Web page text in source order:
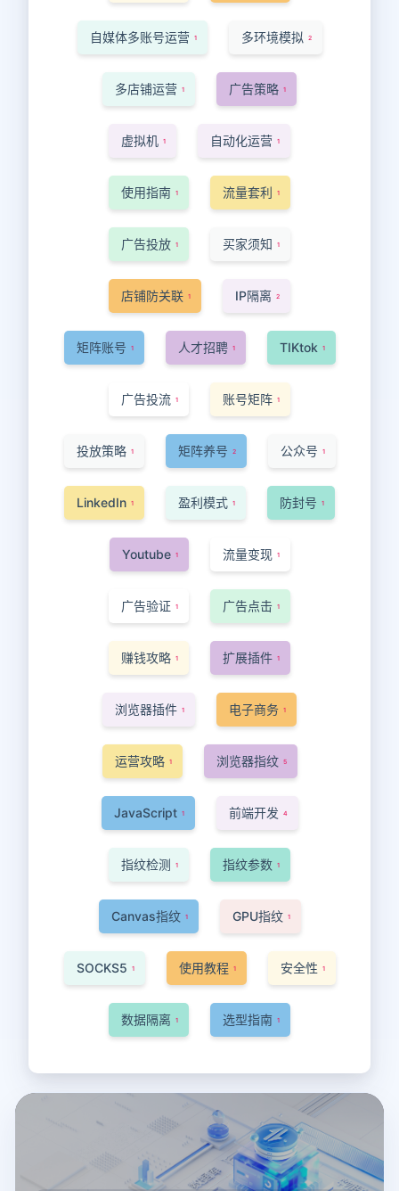
自媒体多账号运营 1 多环境模拟 2
多店铺运营 1 广告策略 1
虚拟机 1 自动化运营 1
使用指南 1 流量套利 1
广告投放 1 买家须知 1
店铺防关联 1 IP隔离 2
矩阵账号 1 人才招聘 1 TIKtok 1
广告投流 1 账号矩阵 1
投放策略 1 矩阵养号 2 公众号 1
LinkedIn 1 盈利模式 1 防封号 1
Youtube 1 流量变现 1
广告验证 1 广告点击 1
赚钱攻略 1 扩展插件 1
浏览器插件 1 电子商务 1
运营攻略 1 浏览器指纹 5
JavaScript 1 前端开发 4
指纹检测 1 指纹参数 1
Canvas指纹 1 GPU指纹 1
SOCKS5 1 使用教程 1 安全性 1
数据隔离 1 选型指南 1